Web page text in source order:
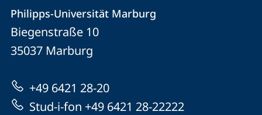
und
Informationen
zur
Website
Kontaktinformationen
Philipps-
Universität
Marburg
Philipps-Universität Marburg
Biegenstraße 10
35037 Marburg
+49 6421 28-20
Stud-i-fon +49 6421 28-22222